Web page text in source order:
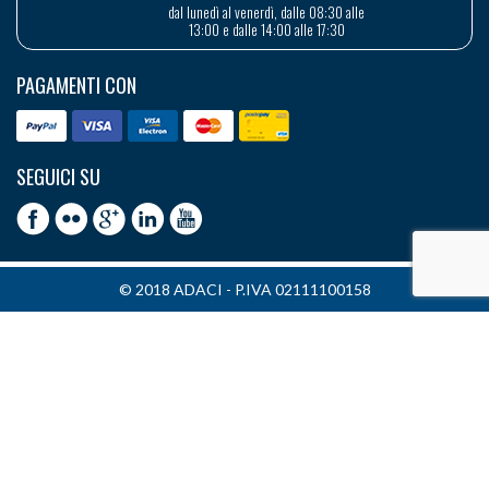
dal lunedì al venerdì, dalle 08:30 alle
13:00 e dalle 14:00 alle 17:30
PAGAMENTI CON
SEGUICI SU
© 2018 ADACI - P.IVA 02111100158